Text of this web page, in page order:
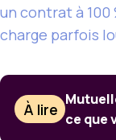
un contrat à 100
charge parfois
À lire ce que